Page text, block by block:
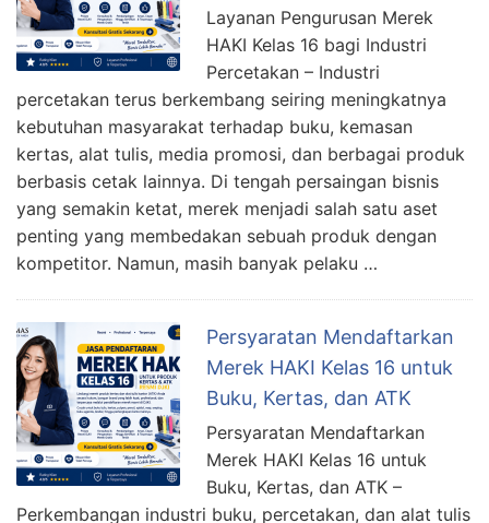
Layanan Pengurusan Merek
HAKI Kelas 16 bagi Industri
Percetakan – Industri
percetakan terus berkembang seiring meningkatnya
kebutuhan masyarakat terhadap buku, kemasan
kertas, alat tulis, media promosi, dan berbagai produk
berbasis cetak lainnya. Di tengah persaingan bisnis
yang semakin ketat, merek menjadi salah satu aset
penting yang membedakan sebuah produk dengan
kompetitor. Namun, masih banyak pelaku …
Persyaratan Mendaftarkan
Merek HAKI Kelas 16 untuk
Buku, Kertas, dan ATK
Persyaratan Mendaftarkan
Merek HAKI Kelas 16 untuk
Buku, Kertas, dan ATK –
Perkembangan industri buku, percetakan, dan alat tulis